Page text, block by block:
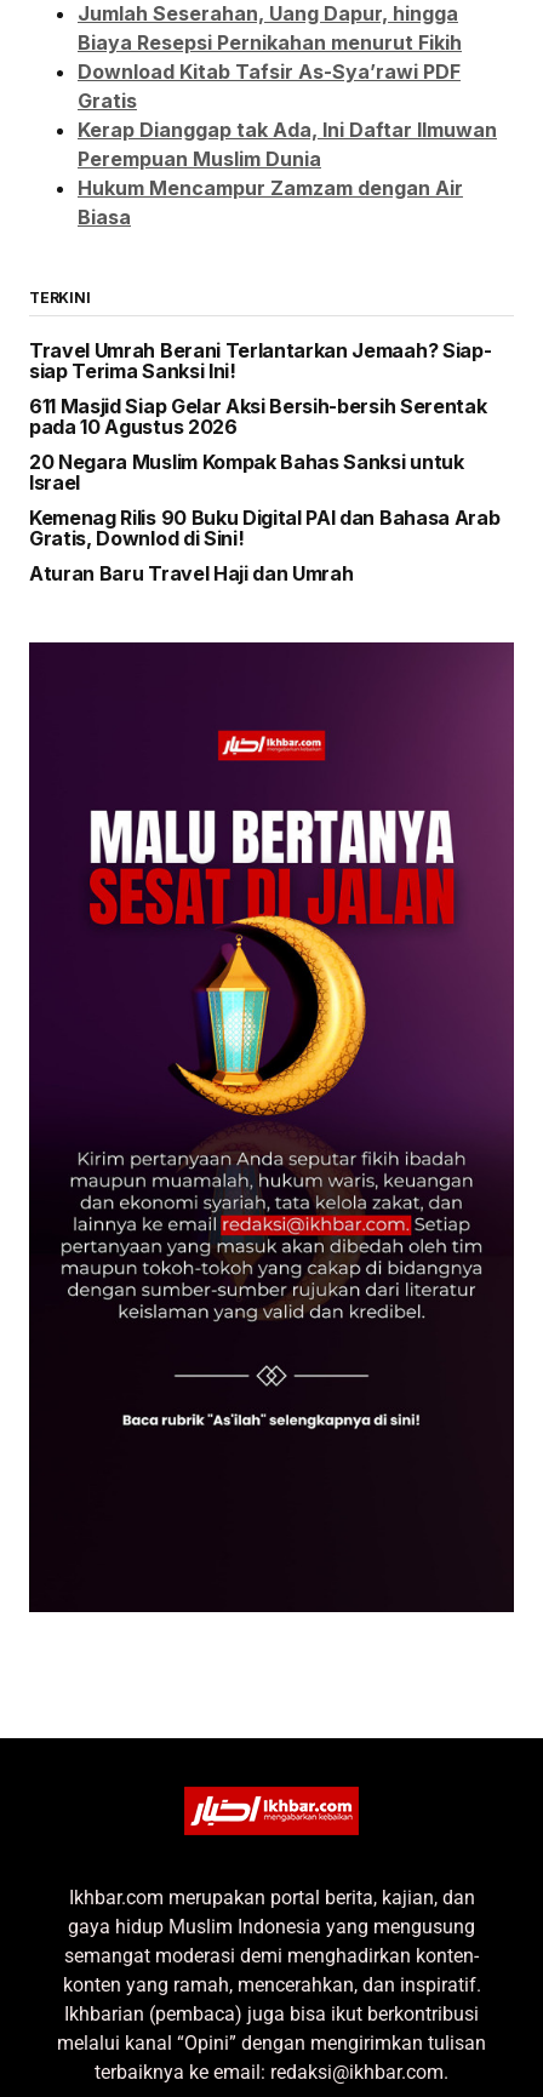
Jumlah Seserahan, Uang Dapur, hingga
Biaya Resepsi Pernikahan menurut Fikih
Download Kitab Tafsir As-Sya’rawi PDF
Gratis
Kerap Dianggap tak Ada, Ini Daftar Ilmuwan
Perempuan Muslim Dunia
Hukum Mencampur Zamzam dengan Air
Biasa
TERKINI
Travel Umrah Berani Terlantarkan Jemaah? Siap-
siap Terima Sanksi Ini!
611 Masjid Siap Gelar Aksi Bersih-bersih Serentak
pada 10 Agustus 2026
20 Negara Muslim Kompak Bahas Sanksi untuk
Israel
Kemenag Rilis 90 Buku Digital PAI dan Bahasa Arab
Gratis, Downlod di Sini!
Aturan Baru Travel Haji dan Umrah
Ikhbar.com merupakan portal berita, kajian, dan
gaya hidup Muslim Indonesia yang mengusung
semangat moderasi demi menghadirkan konten-
konten yang ramah, mencerahkan, dan inspiratif.
Ikhbarian (pembaca) juga bisa ikut berkontribusi
melalui kanal “Opini” dengan mengirimkan tulisan
terbaiknya ke email: redaksi@ikhbar.com.